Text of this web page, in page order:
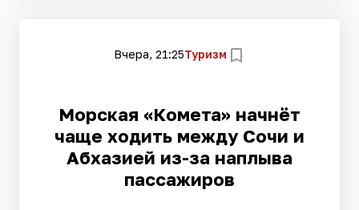
Вчера, 21:25Туризм
Морская «Комета» начнёт
чаще ходить между Сочи и
Абхазией из-за наплыва
пассажиров